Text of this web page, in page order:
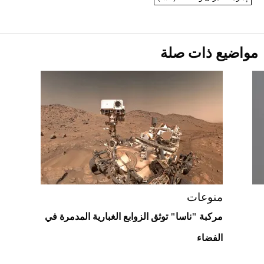
أغلى 10 عطور في العالم للرجال تمنحك فخامة
استثنائية
2026-07-25
"بوجاتي ميسترال" الاستثنائية للبيع في
مزاد مونتيري
2026-07-23
مواضيع ذات صلة
منوعات
مركبة "ناسا" توثق الزوابع الغبارية المدمرة في
الفضاء